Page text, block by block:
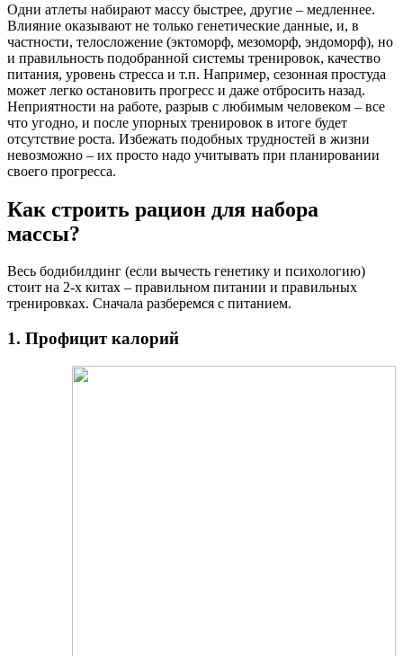
Одни атлеты набирают массу быстрее, другие – медленнее.
Влияние оказывают не только генетические данные, и, в
частности, телосложение (эктоморф, мезоморф, эндоморф), но
и правильность подобранной системы тренировок, качество
питания, уровень стресса и т.п. Например, сезонная простуда
может легко остановить прогресс и даже отбросить назад.
Неприятности на работе, разрыв с любимым человеком – все
что угодно, и после упорных тренировок в итоге будет
отсутствие роста. Избежать подобных трудностей в жизни
невозможно – их просто надо учитывать при планировании
своего прогресса.
Как строить рацион для набора
массы?
Весь бодибилдинг (если вычесть генетику и психологию)
стоит на 2-х китах – правильном питании и правильных
тренировках. Сначала разберемся с питанием.
1. Профицит калорий